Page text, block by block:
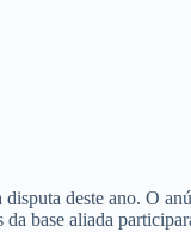
deste ano. O
base aliada